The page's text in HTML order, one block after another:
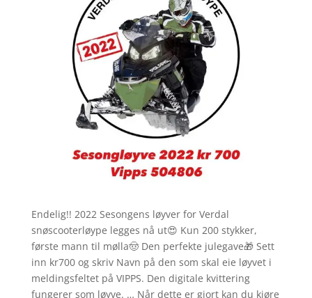
Endelig!! 2022 Sesongens løyver for Verdal
snøscooterløype legges nå ut😍 Kun 200 stykker,
første mann til mølla🤠 Den perfekte julegave🎁 Sett
inn kr700 og skriv Navn på den som skal eie løyvet i
meldingsfeltet på VIPPS. Den digitale kvittering
fungerer som løyve. … Når dette er gjort kan du kjøre